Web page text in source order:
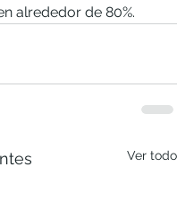
alrededor de 80%.
Ver todo